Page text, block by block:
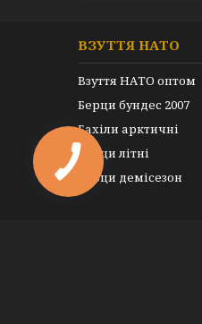
ВЗУТТЯ НАТО
Взуття НАТО оптом
Берци бундес 2007
Бахіли арктичні
Берци літні
Берци демісезон